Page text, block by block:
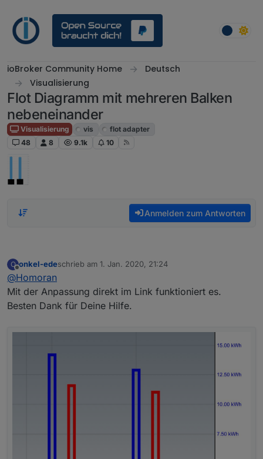
ioBroker Community Home
Deutsch
Visualisierung
Flot Diagramm mit mehreren Balken
nebeneinander
Visualisierung vis
flot adapter
48
8 9.1k 10
Anmelden zum Antworten
O
Offline
onkel-edeschrieb am 1. Jan. 2020, 21:24
zuletzt editiert von
@Homoran
Mit der Anpassung direkt im Link funktioniert es.
Besten Dank für Deine Hilfe.